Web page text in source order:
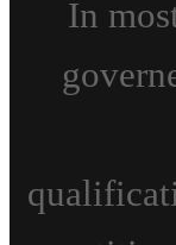
In